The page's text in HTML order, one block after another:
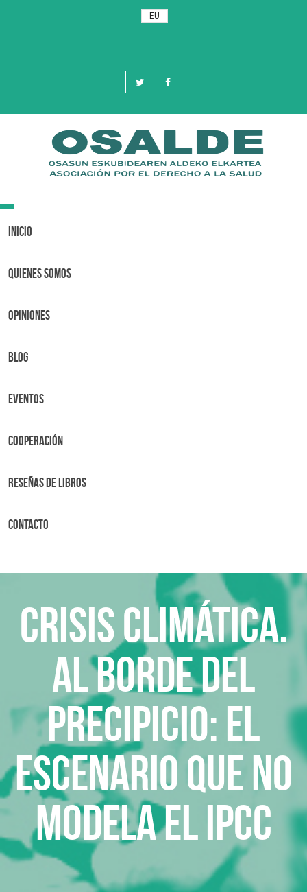
EU
Toggle
Inicio
Quienes Somos
OPINIONES
BLOG
Eventos
Cooperación
Reseñas de libros
Contacto
Crisis climática.
Al borde del
precipicio: el
escenario que no
modela el IPCC